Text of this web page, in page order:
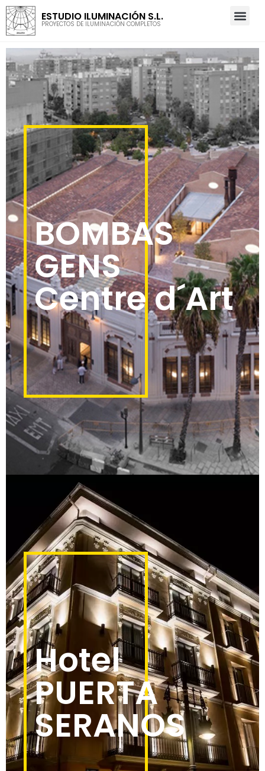
ESTUDIO ILUMINACIÓN S.L.
PROYECTOS DE ILUMINACIÓN COMPLETOS
BOMBAS
GENS
Centre d´Art
Hotel
PUERTA
SERANOS